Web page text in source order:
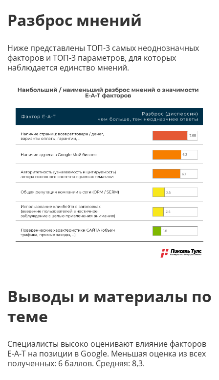
Разброс мнений
Ниже представлены ТОП-3 самых неоднозначных
факторов и ТОП-3 параметров, для которых
наблюдается единство мнений.
Выводы и материалы по
теме
Специалисты высоко оценивают влияние факторов
E-A-T на позиции в Google. Меньшая оценка из всех
полученных: 6 баллов. Средняя: 8,3.